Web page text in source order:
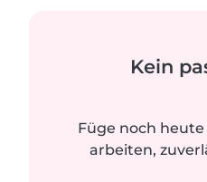
Kein
Füge noch
arbeiten,